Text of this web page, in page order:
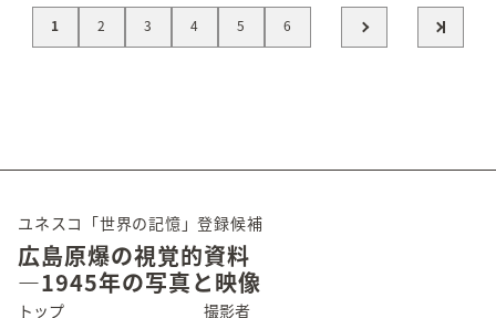
1 2 3 4 5 6
ユネスコ「世界の記憶」登録候補
広島原爆の視覚的資料
―1945年の写真と映像
トップ 撮影者